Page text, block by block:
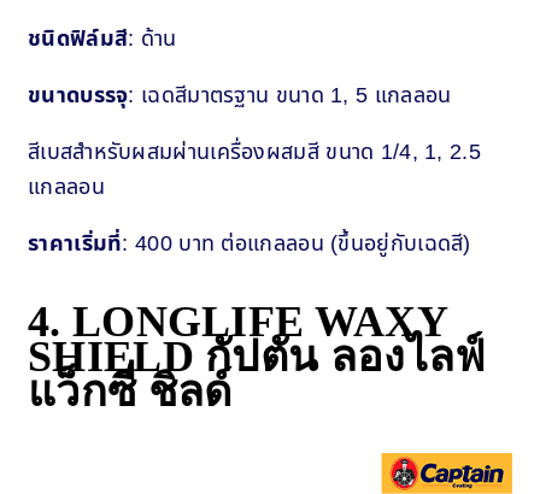
ชนิดฟิล์มสี: ด้าน
ขนาดบรรจุ: เฉดสีมาตรฐาน ขนาด 1, 5 แกลลอน
สีเบสสำหรับผสมผ่านเครื่องผสมสี ขนาด 1/4, 1, 2.5
แกลลอน
ราคาเริ่มที่: 400 บาท ต่อแกลลอน (ขึ้นอยู่กับเฉดสี)
4. LONGLIFE WAXY
SHIELD กัปตัน ลองไลฟ์
แว็กซี่ ชิลด์